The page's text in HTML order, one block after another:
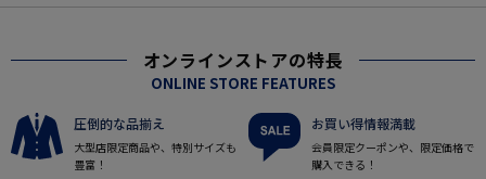
オンラインストアの特長
ONLINE STORE FEATURES
圧倒的な品揃え
大型店限定商品や、特別サイズも
豊富！
お買い得情報満載
会員限定クーポンや、限定価格で
購入できる！